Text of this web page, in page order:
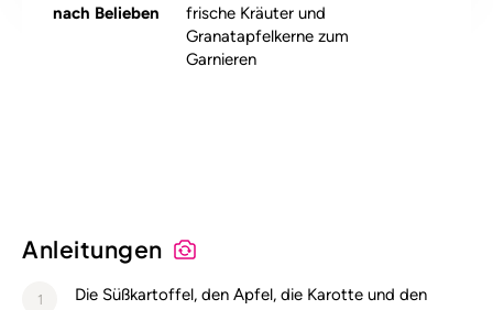
nach Belieben
frische Kräuter und
Granatapfelkerne zum
Garnieren
Anleitungen
1
Die Süßkartoffel, den Apfel, die Karotte und den